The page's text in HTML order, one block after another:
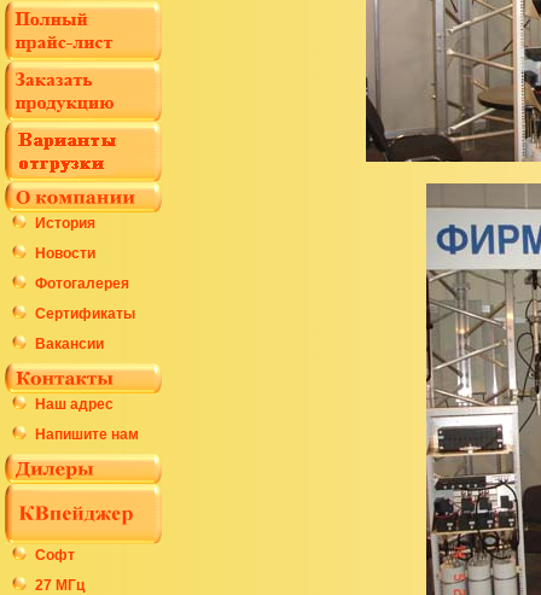
История
Новости
Фотогалерея
Сертификаты
Вакансии
Наш адрес
Напишите нам
Софт
27 МГц